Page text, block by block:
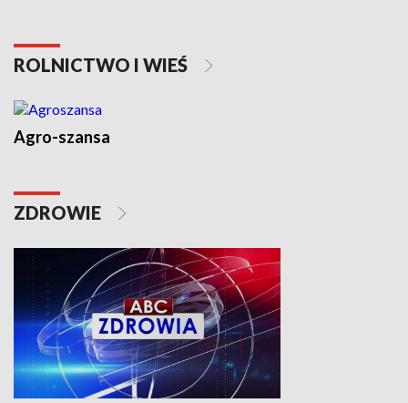
ROLNICTWO I WIEŚ
Agro-szansa
ZDROWIE